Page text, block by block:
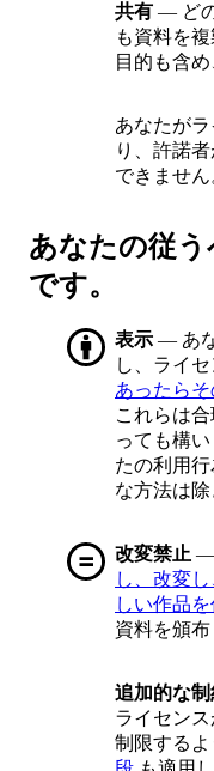
共有 — ど
も資料を
目的も含
あなたが
り、許諾
できません
あなたの従う
です。
表示 — あ
し、ライ
あったら
これらは
っても構
たの利用
な方法は除
改変禁止 —
し、改変
しい作品
資料を頒布
追加的な
ライセン
制限する